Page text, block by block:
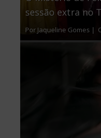
sessão extra no
Por Jaqueline Gomes |